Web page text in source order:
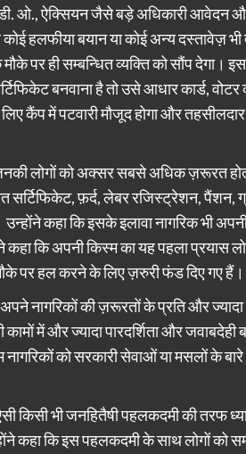
ओ., ऐक्सियन जैसे बड़े अधिकारी आवेदन
हलफीया बयान या कोई अन्य दस्तावेज़
पर ही सम्बन्धित व्यक्ति को सौंप देगा।
बनवाना है तो उसे आधार कार्ड,
कैंप में पटवारी मौजूद होगा और
लोगों को अक्सर सबसे अधिक ज़रूरत
फ़र्द, लेबर रजिस्ट्रेशन, पैंशन,
कहा कि इसके इलावा नागरिक भी
कहा कि अपनी किस्म का यह पहला प्रयास
पर हल करने के लिए ज़रुरी फंड दिए गए हैं।
नागरिकों की ज़रूरतों के प्रति और
में और ज्यादा पारदर्शिता और
को सरकारी सेवाओं या मसलों के
किसी भी जनहितैषी पहलकदमी की तरफ
कहा कि इस पहलकदमी के साथ लोगों को